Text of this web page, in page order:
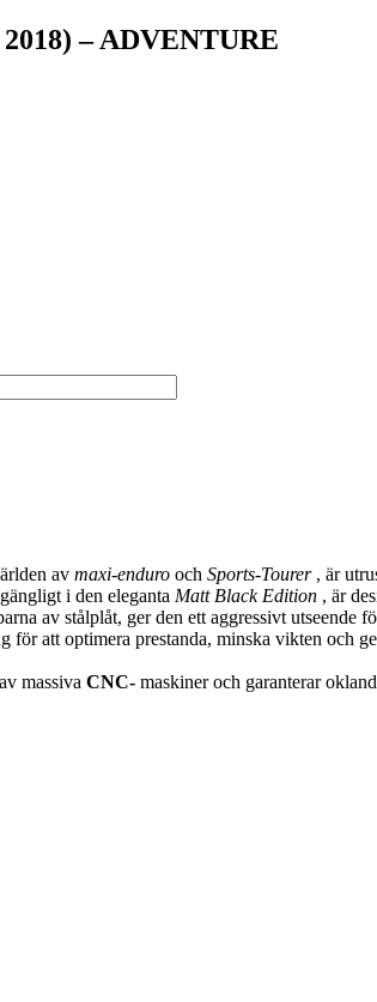
– ADVENTURE
av maxi-enduro och Sports-Tourer, är
i den eleganta Matt Black Edition , är
av stålplåt, ger den ett aggressivt utseende
att optimera prestanda, minska vikten och
massiva CNC- maskiner och garanterar